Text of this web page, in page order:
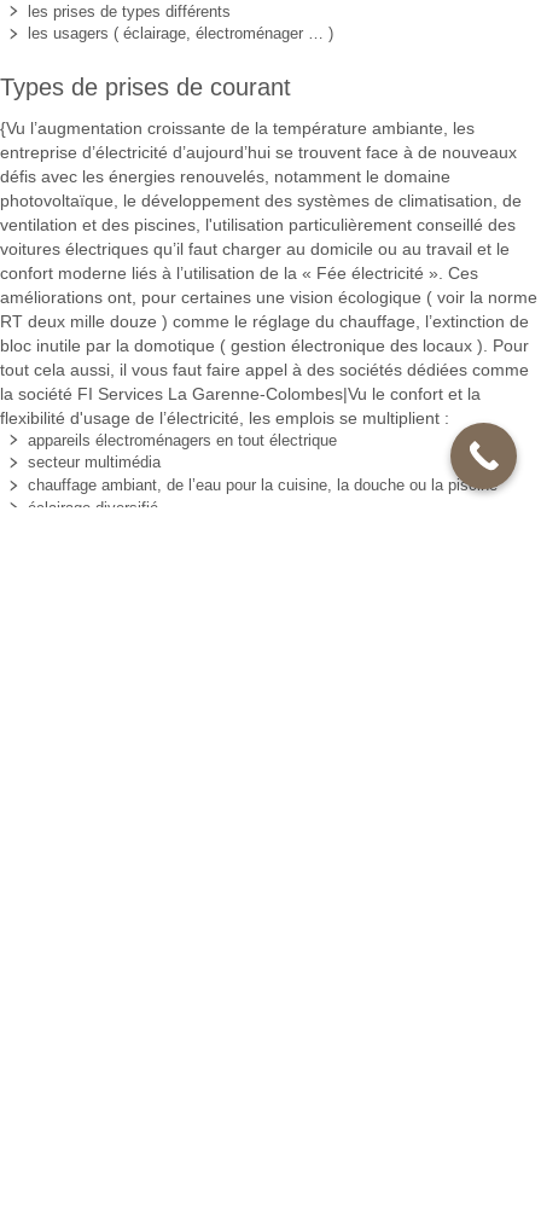
les prises de types différents
les usagers ( éclairage, électroménager … )
Types de prises de courant
{Vu l’augmentation croissante de la température ambiante, les
entreprise d’électricité d’aujourd’hui se trouvent face à de nouveaux
défis avec les énergies renouvelés, notamment le domaine
photovoltaïque, le développement des systèmes de climatisation, de
ventilation et des piscines, l'utilisation particulièrement conseillé des
voitures électriques qu’il faut charger au domicile ou au travail et le
confort moderne liés à l’utilisation de la « Fée électricité ». Ces
améliorations ont, pour certaines une vision écologique ( voir la norme
RT deux mille douze ) comme le réglage du chauffage, l’extinction de
bloc inutile par la domotique ( gestion électronique des locaux ). Pour
tout cela aussi, il vous faut faire appel à des sociétés dédiées comme
la société FI Services La Garenne-Colombes|Vu le confort et la
flexibilité d'usage de l’électricité, les emplois se multiplient :
appareils électroménagers en tout électrique
secteur multimédia
chauffage ambiant, de l’eau pour la cuisine, la douche ou la piscine
éclairage diversifié